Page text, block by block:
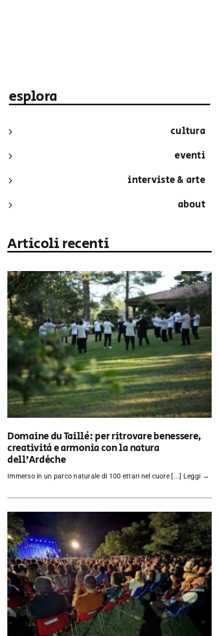
esplora
cultura
eventi
interviste & arte
about
Articoli recenti
Domaine du Taillé: per ritrovare benessere,
creatività e armonia con la natura
dell’Ardèche
Immerso in un parco naturale di 100 ettari nel cuore [...] Leggi →